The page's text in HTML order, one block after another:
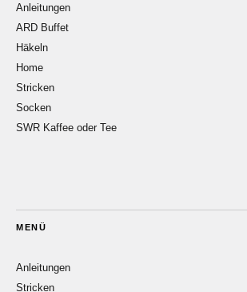
Anleitungen
ARD Buffet
Häkeln
Home
Stricken
Socken
SWR Kaffee oder Tee
MENÜ
Anleitungen
Stricken